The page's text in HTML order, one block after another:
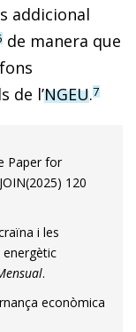
addicional
de manera que
de l’NGEU.7
Paper for
120
i les
energètic
.
econòmica